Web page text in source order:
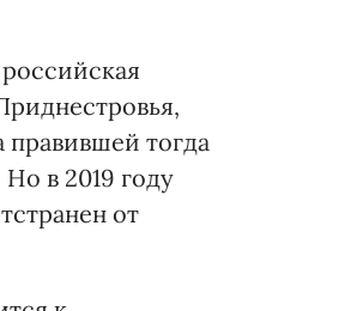
тогда
в 2019 году
от